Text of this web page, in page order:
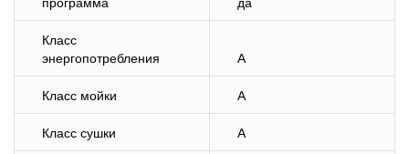
Класс
энергопотребления
A
Класс мойки A
Класс сушки A